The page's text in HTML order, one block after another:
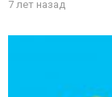
7 лет назад